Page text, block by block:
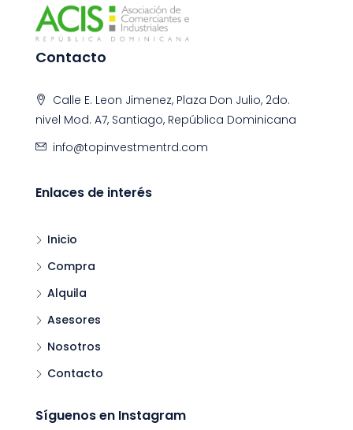
Contacto
Calle E. Leon Jimenez, Plaza Don Julio, 2do.
nivel Mod. A7, Santiago, República Dominicana
info@topinvestmentrd.com
Enlaces de interés
Inicio
Compra
Alquila
Asesores
Nosotros
Contacto
Síguenos en Instagram